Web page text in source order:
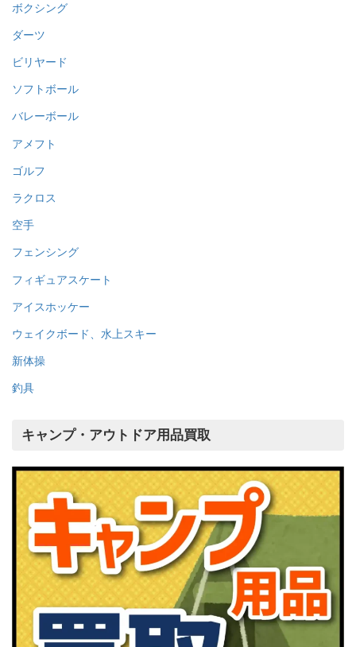
ボクシング
ダーツ
ビリヤード
ソフトボール
バレーボール
アメフト
ゴルフ
ラクロス
空手
フェンシング
フィギュアスケート
アイスホッケー
ウェイクボード、水上スキー
新体操
釣具
キャンプ・アウトドア用品買取